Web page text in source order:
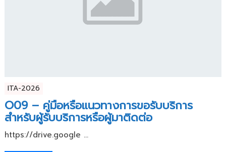
ITA-2026
O09 – คู่มือหรือแนวทางการขอรับบริการ
สำหรับผู้รับบริการหรือผู้มาติดต่อ
https://drive.google ...